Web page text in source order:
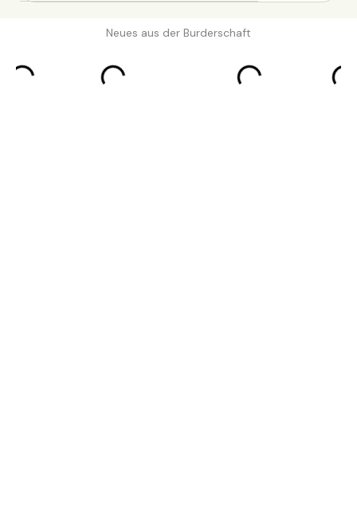
Neues aus der Burderschaft